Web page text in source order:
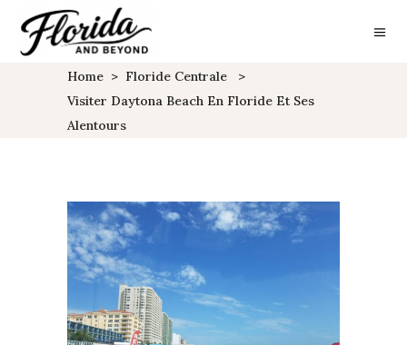
Home > Floride Centrale
>
Visiter Daytona Beach En Floride Et Ses
Alentours